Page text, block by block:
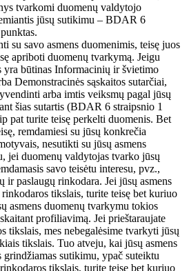
tvarkomi duomenų valdytojo
jūsų sutikimu – BDAR 6
su savo asmens duomenimis, teisę juos
apriboti duomenų tvarkymą. Jeigu
yra būtinas Informacinių ir švietimo
Demonstracinės sąskaitos sutarčiai,
arba imtis veiksmų pagal jūsų
šias sutartis (BDAR 6 straipsnio 1
pat turite teisę perkelti duomenis. Bet
remdamiesi su jūsų konkrečia
nesutikti su jūsų asmens
jei duomenų valdytojas tvarko jūsų
savo teisėtu interesu, pvz.,
ir paslaugų rinkodara. Jei jūsų asmens
tikslais, turite teisę bet kuriuo
asmens duomenų tvarkymu tokios
profiliavimą. Jei prieštaraujate
tikslais, mes nebegalėsime tvarkyti jūsų
tikslais. Tuo atveju, kai jūsų asmens
grindžiamas sutikimu, ypač suteiktu
tikslais, turite teisę bet kuriuo